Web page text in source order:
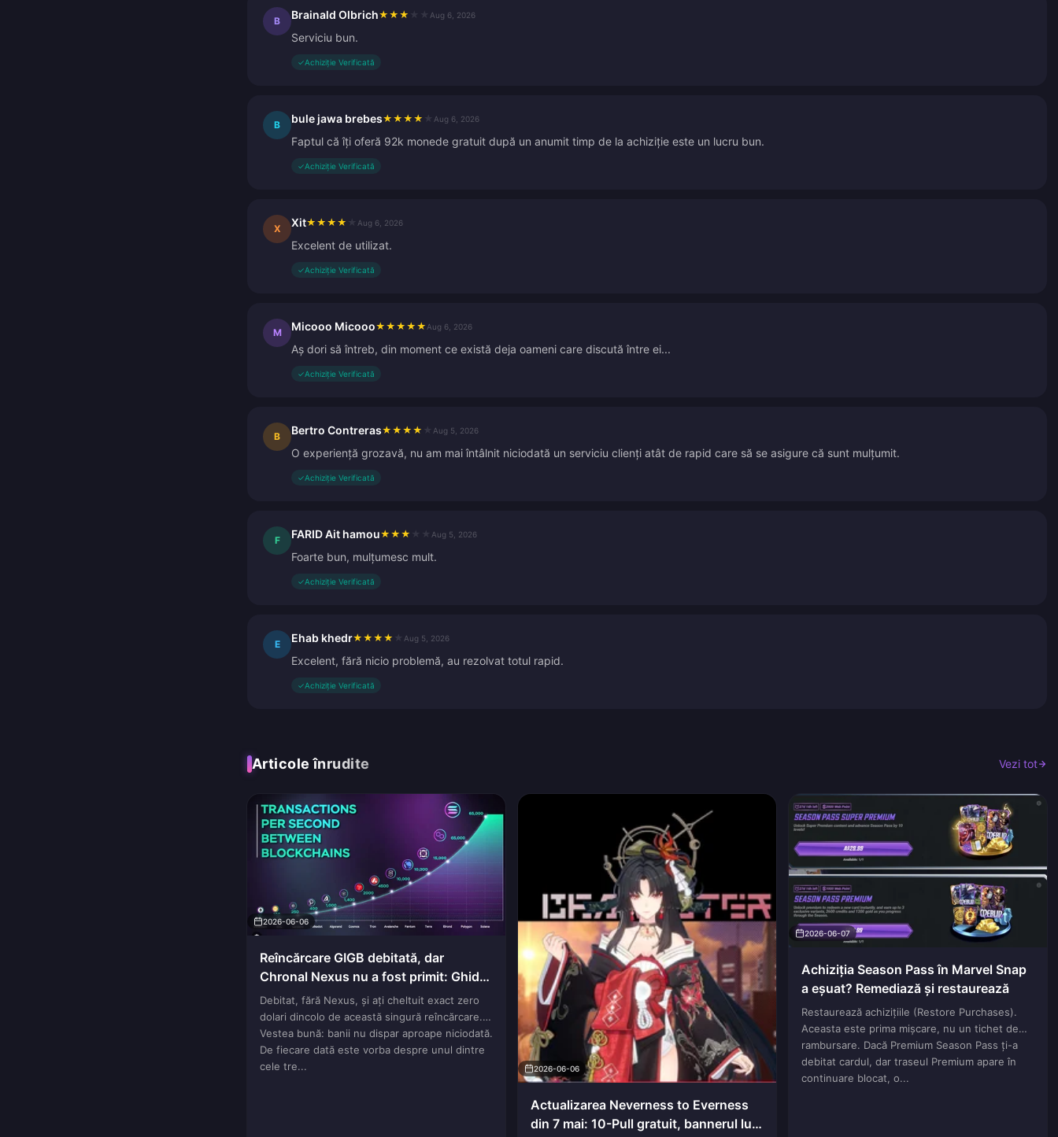
B Brainald Olbrich★ ★ ★ Aug 6, 2026
Serviciu bun.
✓Achiziție Verificată
B bule jawa brebes★ ★ ★ ★ Aug 6, 2026
Faptul că îți oferă 92k monede gratuit după un anumit timp de la achiziție este un lucru bun.
✓Achiziție Verificată
X Xit★ ★ ★ ★ Aug 6, 2026
Excelent de utilizat.
✓Achiziție Verificată
M Micooo Micooo★ ★ ★ ★ ★ Aug 6, 2026
Aș dori să întreb, din moment ce există deja oameni care discută între ei...
✓Achiziție Verificată
B Bertro Contreras★ ★ ★ ★ Aug 5, 2026
O experiență grozavă, nu am mai întâlnit niciodată un serviciu clienți atât de rapid care să se asigure că sunt mulțumit.
✓Achiziție Verificată
F FARID Ait hamou★ ★ ★ Aug 5, 2026
Foarte bun, mulțumesc mult.
✓Achiziție Verificată
E Ehab khedr★ ★ ★ ★ Aug 5, 2026
Excelent, fără nicio problemă, au rezolvat totul rapid.
✓Achiziție Verificată
Articole înrudite Vezi tot
2026-06-06
Reîncărcare GIGB debitată, dar
Chronal Nexus nu a fost primit: Ghid
de remediere
Debitat, fără Nexus, și ați cheltuit exact zero
dolari dincolo de această singură reîncărcare.
Vestea bună: banii nu dispar aproape niciodată.
De fiecare dată este vorba despre unul dintre
cele tre...
2026-06-06
Actualizarea Neverness to Everness
din 7 mai: 10-Pull gratuit, bannerul lui
2026-06-07
Achiziția Season Pass în Marvel Snap
a eșuat? Remediază și restaurează
Restaurează achizițiile (Restore Purchases).
Aceasta este prima mișcare, nu un tichet de
rambursare. Dacă Premium Season Pass ți-a
debitat cardul, dar traseul Premium apare în
continuare blocat, o...